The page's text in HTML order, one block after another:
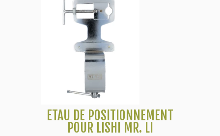
ETAU DE POSITIONNEMENT
POUR LISHI MR. LI